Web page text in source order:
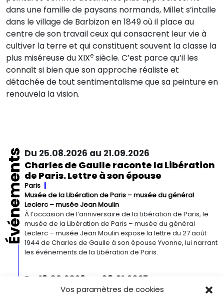
Vos paramètres de cookies
dans une famille de paysans normands, Millet s’intalle
dans le village de Barbizon en 1849 où il place au
centre de son travail ceux qui consacrent leur vie à
cultiver la terre et qui constituent souvent la classe la
plus miséreuse du XIXe siècle. C’est parce qu’il les
connaît si bien que son approche réaliste et
détachée de tout sentimentalisme que sa peinture en
renouvela la vision.
ÉvénementsDu 25.08.2026 au 21.09.2026
Charles de Gaulle raconte la Libération
de Paris. Lettre à son épouse
Paris
Musée de la Libération de Paris – musée du général
Leclerc – musée Jean Moulin
À l’occasion de l’anniversaire de la Libération de Paris, le
musée de la Libération de Paris – musée du général
Leclerc – musée Jean Moulin expose la lettre du 27 août
1944 de Charles de Gaulle à son épouse Yvonne, lui narrant
les événements de la Libération de Paris.
Du 13.09.2026 au 03.01.2027
Georgia O’Keeffe. Architecture